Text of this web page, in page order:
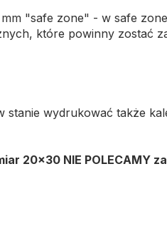
"safe zone" - w safe
które powinny zostać
stanie wydrukować także
20x30 NIE POLECAMY